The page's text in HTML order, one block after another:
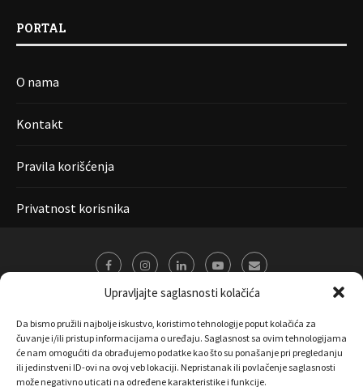
Upravljajte saglasnosti kolačića
Da bismo pružili najbolje iskustvo, koristimo tehnologije poput kolačića za
čuvanje i/ili pristup informacijama o uređaju. Saglasnost sa ovim tehnologijama
će nam omogućiti da obrađujemo podatke kao što su ponašanje pri pregledanju
ili jedinstveni ID-ovi na ovoj veb lokaciji. Nepristanak ili povlačenje saglasnosti
može negativno uticati na određene karakteristike i funkcije.
PORTAL
O nama
Kontakt
Pravila korišćenja
Privatnost korisnika